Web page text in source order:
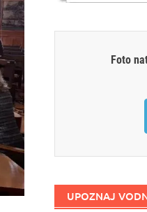
Foto
UPOZNAJ